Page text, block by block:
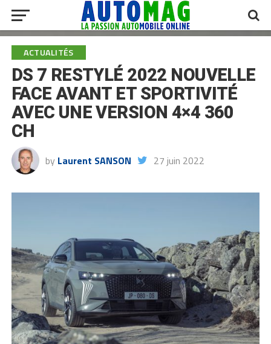
ACTUALITÉS
DS 7 RESTYLÉ 2022 NOUVELLE
FACE AVANT ET SPORTIVITÉ
AVEC UNE VERSION 4×4 360
CH
by Laurent SANSON 27 juin 2022